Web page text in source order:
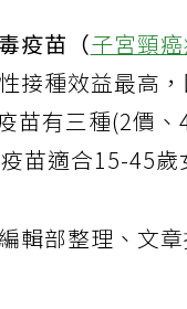
疫苗（子宮頸
接種效益最高
苗有三種(2價
苗適合15-45歲
輯部整理、文